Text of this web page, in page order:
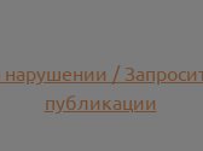
/
публикации